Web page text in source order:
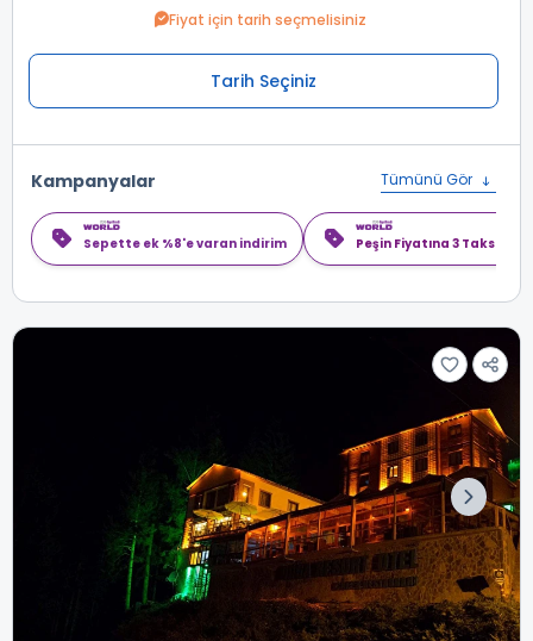
Fiyat için tarih seçmelisiniz
Tarih Seçiniz
Kampanyalar Tümünü Gör
Sepette ek %8'e varan indirim Peşin Fiyatına 3 Taksit